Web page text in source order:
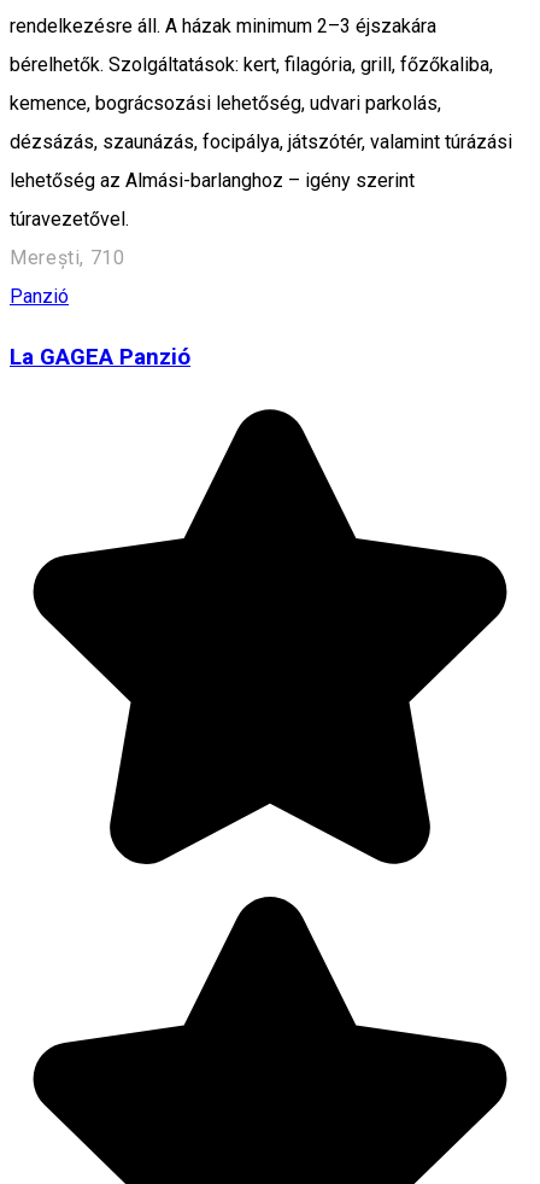
rendelkezésre áll. A házak minimum 2–3 éjszakára
bérelhetők. Szolgáltatások: kert, filagória, grill, főzőkaliba,
kemence, bográcsozási lehetőség, udvari parkolás,
dézsázás, szaunázás, focipálya, játszótér, valamint túrázási
lehetőség az Almási-barlanghoz – igény szerint
túravezetővel.
Merești, 710
Panzió
La GAGEA Panzió